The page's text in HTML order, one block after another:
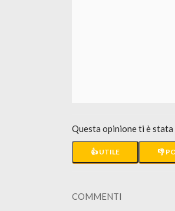
Questa opinione ti è stata
👍 UTILE 👎
COMMENTI